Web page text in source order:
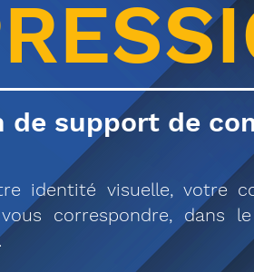
de support de
identité visuelle, votre
correspondre, dans